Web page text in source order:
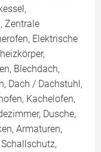
Zentrale
Elektrische
Blechdach,
Dach / Dachstuhl,
Kachelofen,
Dusche,
Armaturen,